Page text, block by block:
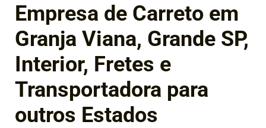
Empresa de Carreto em
Granja Viana, Grande SP,
Interior, Fretes e
Transportadora para
outros Estados